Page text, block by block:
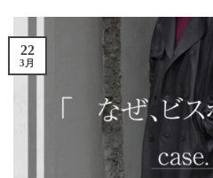
22
3月